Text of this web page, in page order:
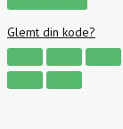
Glemt din kode?